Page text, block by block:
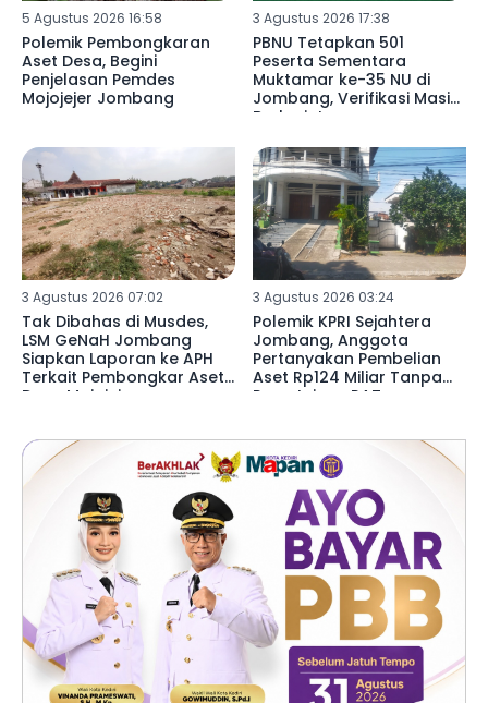
5 Agustus 2026 16:58
Polemik Pembongkaran
Aset Desa, Begini
Penjelasan Pemdes
Mojojejer Jombang
3 Agustus 2026 17:38
PBNU Tetapkan 501
Peserta Sementara
Muktamar ke-35 NU di
Jombang, Verifikasi Masih
Berlanjut
3 Agustus 2026 07:02
Tak Dibahas di Musdes,
LSM GeNaH Jombang
Siapkan Laporan ke APH
Terkait Pembongkar Aset
Desa Mojojejer
3 Agustus 2026 03:24
Polemik KPRI Sejahtera
Jombang, Anggota
Pertanyakan Pembelian
Aset Rp124 Miliar Tanpa
Persetujuan RAT